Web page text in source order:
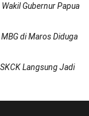
Gubernur Papua
di Maros Diduga
Langsung Jadi